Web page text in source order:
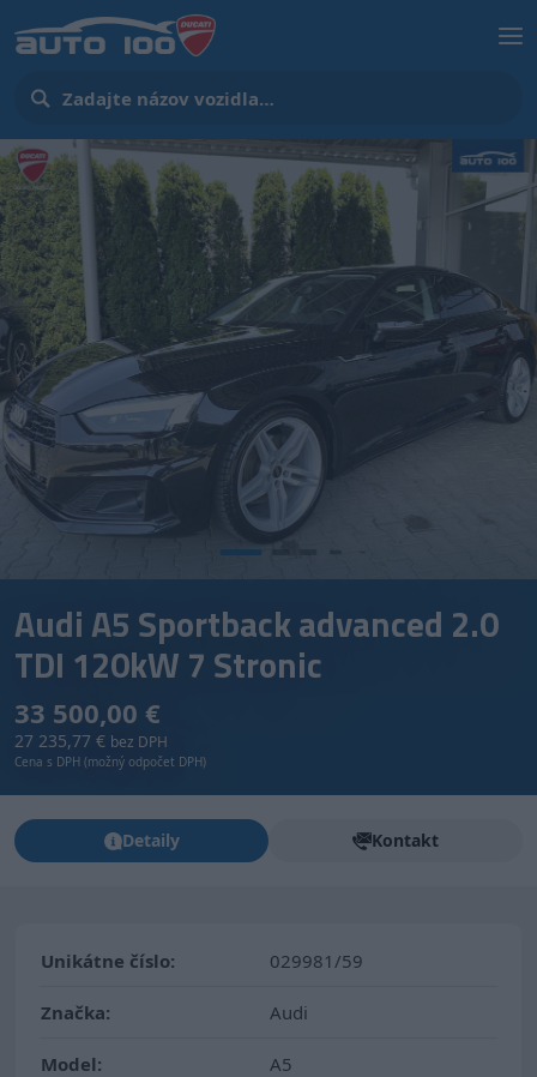
Audi A5 Sportback advanced 2.0
TDI 120kW 7 Stronic
33 500,00 €
27 235,77 € bez DPH
Cena s DPH (možný odpočet DPH)
Detaily Kontakt
Unikátne číslo: 029981/59
Značka: Audi
Model: A5